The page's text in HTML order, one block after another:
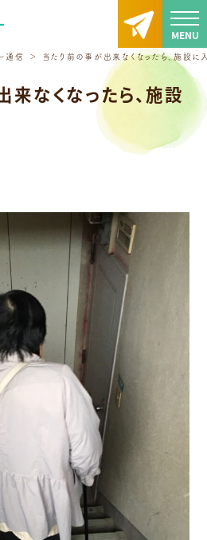
通信 当たり前の事が出来なくなったら、施設に
来なくなったら、施設